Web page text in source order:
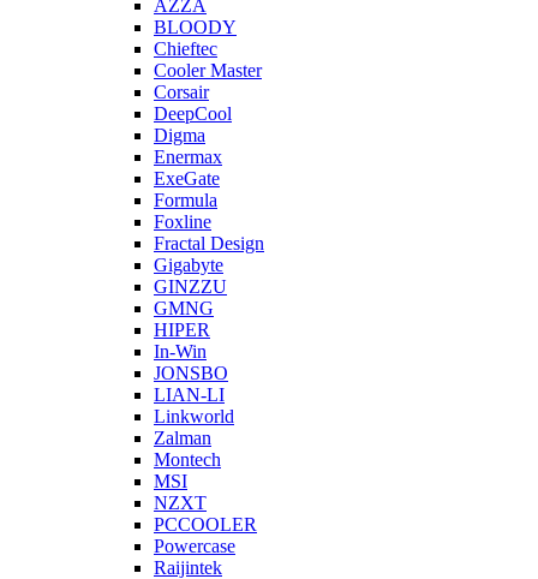
AZZA
BLOODY
Chieftec
Cooler Master
Corsair
DeepCool
Digma
Enermax
ExeGate
Formula
Foxline
Fractal Design
Gigabyte
GINZZU
GMNG
HIPER
In-Win
JONSBO
LIAN-LI
Linkworld
Zalman
Montech
MSI
NZXT
PCCOOLER
Powercase
Raijintek